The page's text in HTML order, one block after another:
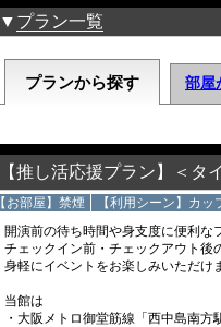
▼ プラン一覧
プランから探す 部屋
【推し活応援プラン】＜
【お部屋】禁煙 【利用シーン】カ
開演前の待ち時間や身支度に便利な
チェックイン前・チェックアウト後
身軽にイベントをお楽しみいただけ
当館は
・大阪メトロ御堂筋線「西中島南方